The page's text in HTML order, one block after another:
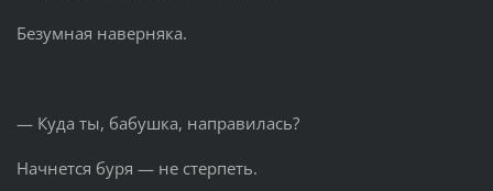
Безумная наверняка.
— Куда ты, бабушка, направилась?
Начнется буря — не стерпеть.